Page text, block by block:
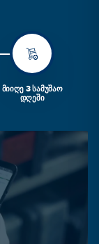
ᲛᲘᲘᲦᲔ 3 ᲡᲐᲛᲣᲨᲐᲝ
ᲓᲦᲔᲨᲘ